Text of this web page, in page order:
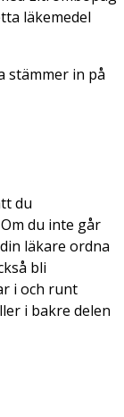
läkemedel
stämmer in på
du
du inte går
läkare ordna
bli
i och runt
i bakre delen